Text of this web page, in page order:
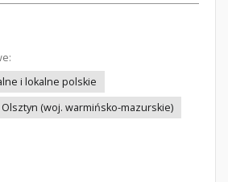
i lokalne polskie
Olsztyn (woj. warmińsko-mazurskie)